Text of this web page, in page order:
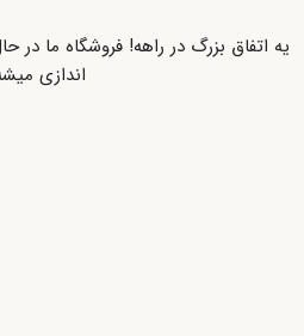
یه اتفاق بزرگ در راهه! فروشگاه ما
اندازی